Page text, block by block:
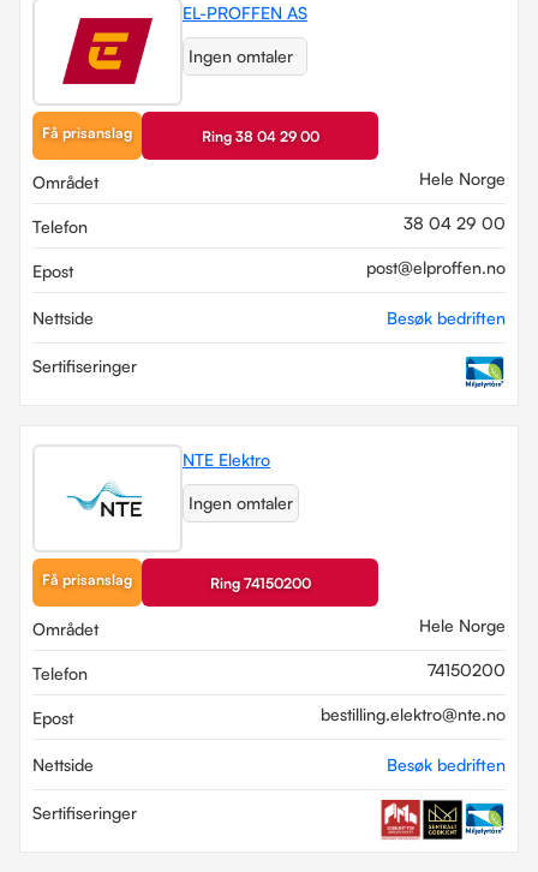
EL-PROFFEN AS
Ingen omtaler
Få prisanslag Ring 38 04 29 00
Området Hele Norge
Telefon 38 04 29 00
Epost post@elproffen.no
Nettside Besøk bedriften
Sertifiseringer
NTE Elektro
Ingen omtaler
Få prisanslag Ring 74150200
Området Hele Norge
Telefon 74150200
Epost bestilling.elektro@nte.no
Nettside Besøk bedriften
Sertifiseringer